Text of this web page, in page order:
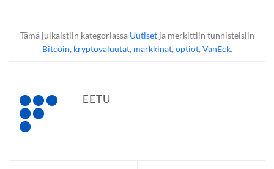
Tämä julkaistiin kategoriassa Uutisetja merkittiin tunnisteisiin
Bitcoin, kryptovaluutat, markkinat,optiot,VanEck.
EETU